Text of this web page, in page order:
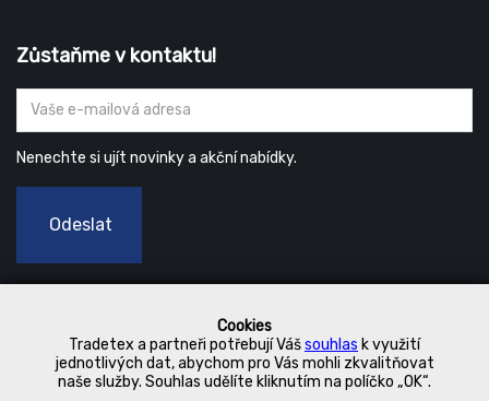
Cookies
Tradetex a partneři potřebují Vášsouhlas k využití
jednotlivých dat, abychom pro Vás mohli zkvalitňovat
naše služby. Souhlas udělíte kliknutím na políčko „OK“.
Zůstaňme v kontaktu!
Nenechte si ujít novinky a akční nabídky.
Odeslat